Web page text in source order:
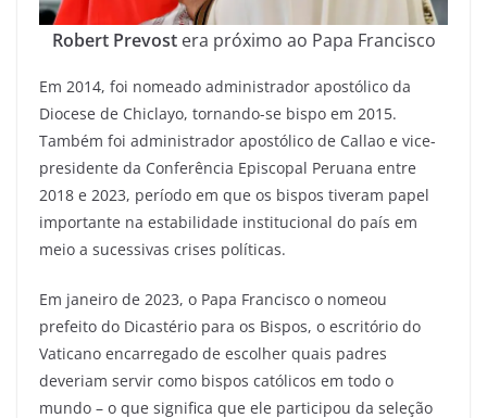
Robert Prevostera próximo ao Papa Francisco
Em 2014, foi nomeado administrador apostólico da
Diocese de Chiclayo, tornando-se bispo em 2015.
Também foi administrador apostólico de Callao e vice-
presidente da Conferência Episcopal Peruana entre
2018 e 2023, período em que os bispos tiveram papel
importante na estabilidade institucional do país em
meio a sucessivas crises políticas.
Em janeiro de 2023, o Papa Francisco o nomeou
prefeito do Dicastério para os Bispos, o escritório do
Vaticano encarregado de escolher quais padres
deveriam servir como bispos católicos em todo o
mundo – o que significa que ele participou da seleção